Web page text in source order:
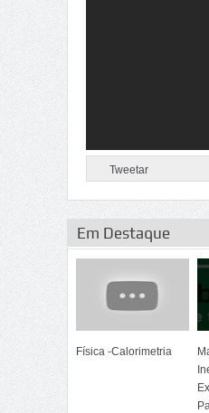
Tweetar
Em Destaque
Física -Calorimetria